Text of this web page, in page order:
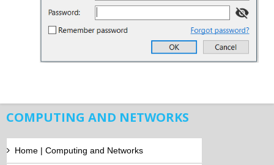
COMPUTING AND NETWORKS
Home | Computing and Networks